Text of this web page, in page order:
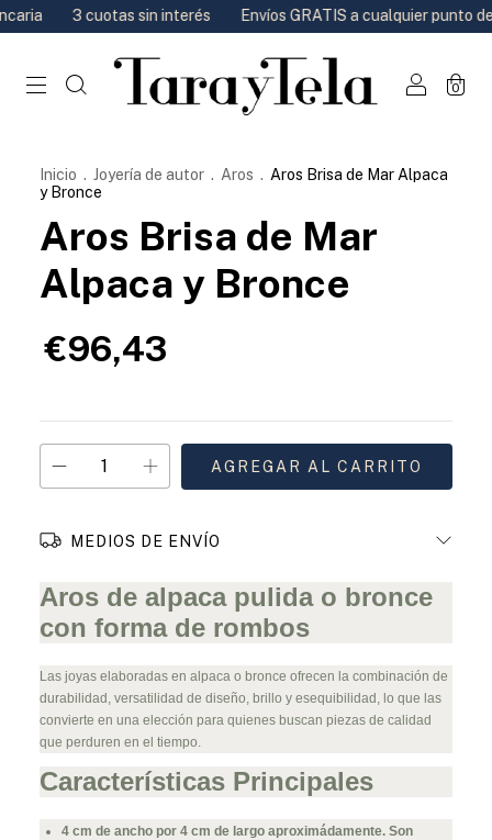
3 cuotas sin interés Envíos GRATIS a cualquier punto de
0
Inicio . Joyería de autor . Aros . Aros Brisa de Mar Alpaca
y Bronce
Aros Brisa de Mar
Alpaca y Bronce
€96,43
MEDIOS DE ENVÍO
Aros de alpaca pulida o bronce
con forma de rombos
Las joyas elaboradas en alpaca o bronce ofrecen la combinación de
durabilidad, versatilidad de diseño, brillo y esequibilidad, lo que las
convierte en una elección para quienes buscan piezas de calidad
que perduren en el tiempo.
Características Principales
4 cm de ancho por 4 cm de largo aproximádamente. Son